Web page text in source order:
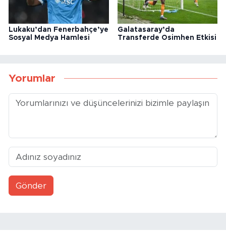
Lukaku’dan Fenerbahçe’ye
Sosyal Medya Hamlesi
Galatasaray’da
Transferde Osimhen Etkisi
Yorumlar
Gönder